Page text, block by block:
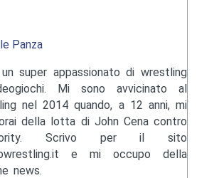
Panza
super appassionato di wrestling
Mi sono avvicinato al
nel 2014 quando, a 12 anni, mi
della lotta di John Cena contro
Scrivo per il sito
e mi occupo della
news.